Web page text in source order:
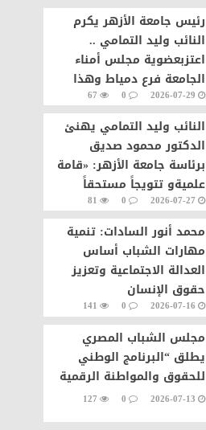
رئيس جامعة الأزهر يكرم
النائب وليد التمامي ..
اعتزبعضوية مجلس أمناء
الجامعة فرع دمياط وهذا
التكريم وسام علي صدري
2026-07-29
0
67
النائب وليد التمامي يهنئ
الدكتور محمود صديق
برئاسة جامعة الأزهر: «قامة
علميةو تتويجاً مستحقاً
لمسيرة حافلة بالإنجازات
2026-07-27
0
81
محمد أنور السادات: تنمية
مهارات الشباب أساس
العدالة الاجتماعية وتعزيز
حقوق الإنسان
2026-07-16
0
141
مجلس الشباب المصري
يطلق “البرنامج الوطني
للحقوق والمواطنة الرقمية
2026-07-13
0
127